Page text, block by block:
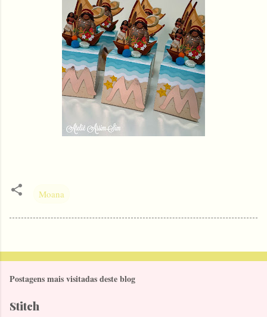
Moana
Postagens mais visitadas deste blog
Stitch